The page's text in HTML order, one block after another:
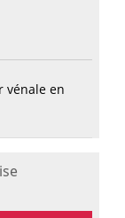
vénale en